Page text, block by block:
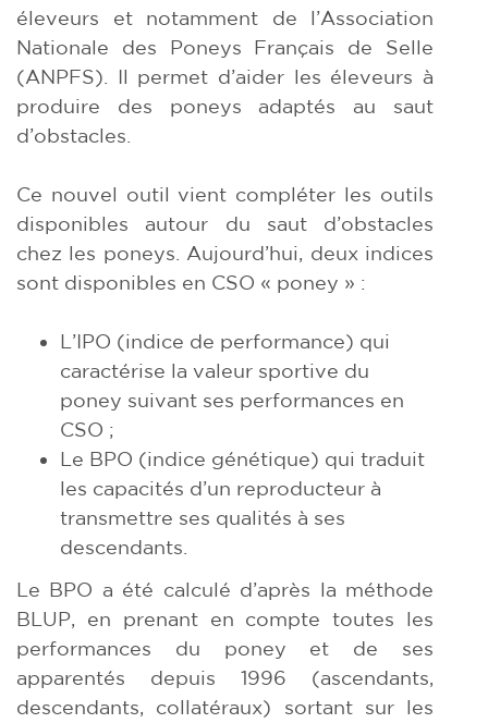
éleveurs et notamment de l’Association
Nationale des Poneys Français de Selle
(ANPFS). Il permet d’aider les éleveurs à
produire des poneys adaptés au saut
d’obstacles.
Ce nouvel outil vient compléter les outils
disponibles autour du saut d’obstacles
chez les poneys. Aujourd’hui, deux indices
sont disponibles en CSO « poney » :
L’IPO (indice de performance) qui
caractérise la valeur sportive du
poney suivant ses performances en
CSO ;
Le BPO (indice génétique) qui traduit
les capacités d’un reproducteur à
transmettre ses qualités à ses
descendants.
Le BPO a été calculé d’après la méthode
BLUP, en prenant en compte toutes les
performances du poney et de ses
apparentés depuis 1996 (ascendants,
descendants, collatéraux) sortant sur les